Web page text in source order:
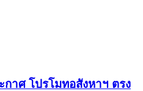
าศ โปรโมทอสังหาฯ ตรง